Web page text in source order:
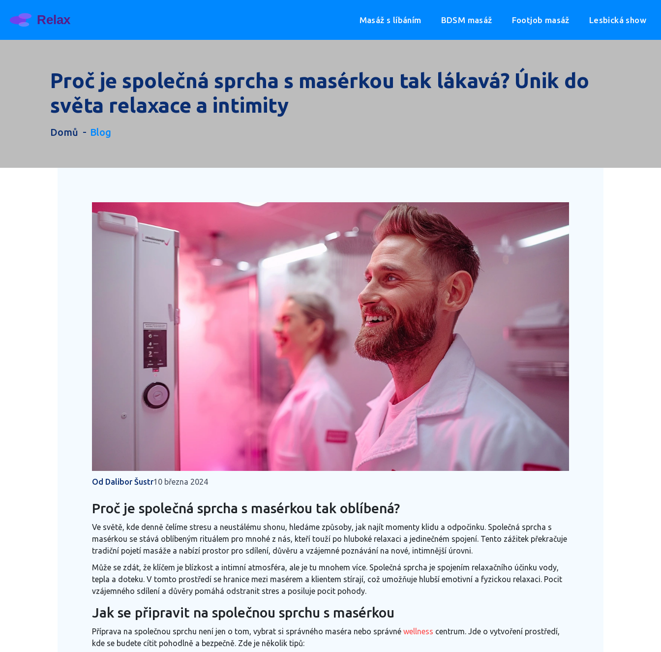
Masáž s líbáním BDSM masáž Footjob masáž Lesbická show
Proč je společná sprcha s masérkou tak lákavá? Únik do
světa relaxace a intimity
Domů Blog
Od Dalibor Šustr10 března 2024
Proč je společná sprcha s masérkou tak oblíbená?
Ve světě, kde denně čelíme stresu a neustálému shonu, hledáme způsoby, jak najít momenty klidu a odpočinku. Společná sprcha s
masérkou se stává oblíbeným rituálem pro mnohé z nás, kteří touží po hluboké relaxaci a jedinečném spojení. Tento zážitek překračuje
tradiční pojetí masáže a nabízí prostor pro sdílení, důvěru a vzájemné poznávání na nové, intimnější úrovni.
Může se zdát, že klíčem je blízkost a intimní atmosféra, ale je tu mnohem více. Společná sprcha je spojením relaxačního účinku vody,
tepla a doteku. V tomto prostředí se hranice mezi masérem a klientem stírají, což umožňuje hlubší emotivní a fyzickou relaxaci. Pocit
vzájemného sdílení a důvěry pomáhá odstranit stres a posiluje pocit pohody.
Jak se připravit na společnou sprchu s masérkou
Příprava na společnou sprchu není jen o tom, vybrat si správného maséra nebo správné wellness centrum. Jde o vytvoření prostředí,
kde se budete cítit pohodlně a bezpečně. Zde je několik tipů: